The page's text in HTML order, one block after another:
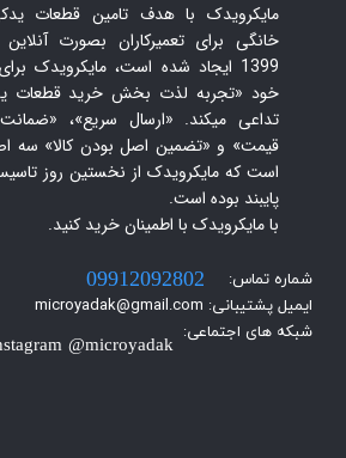
مایکرویدک با هدف تامین قطعات
خانگی برای تعمیرکاران بصورت
1399 ایجاد شده است، مایکرویدک
خود «تجربه لذت بخش خرید قطعات
تداعی میکند. «ارسال سریع»،
قیمت» و «تضمین اصل بودن کالا» سه
است که مایکرویدک از نخستین روز
پایبند بوده است.
با مایکرویدک با اطمینان خرید کنید.​​​​​​​
شماره تماس:
ایمیل پشتیبانی: microyadak@gmail.com
شبکه های اجتماعی:
@microyadak
09912092802